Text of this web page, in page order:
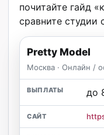
почитайте гайд
сравните студии
Pretty Model
Москва · Онлайн /
до